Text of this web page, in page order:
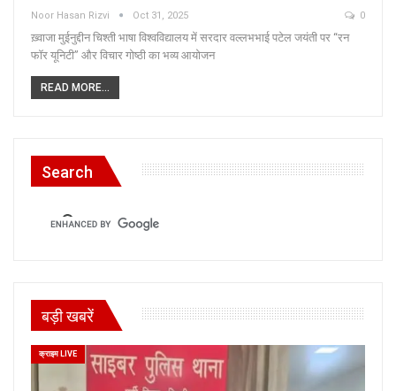
Noor Hasan Rizvi Oct 31, 2025 0
ख़्वाजा मुईनुद्दीन चिश्ती भाषा विश्वविद्यालय में सरदार वल्लभभाई पटेल जयंती पर “रन
फॉर यूनिटी” और विचार गोष्ठी का भव्य आयोजन
READ MORE...
Search
बड़ी खबरें
क्राइम LIVE